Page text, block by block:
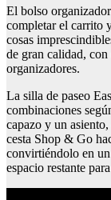
El bolso
completar el carrito
cosas
de gran calidad,
organizadores.
La silla de paseo
combinaciones
capazo y un
cesta Shop & Go
convirtiéndolo en
espacio restante